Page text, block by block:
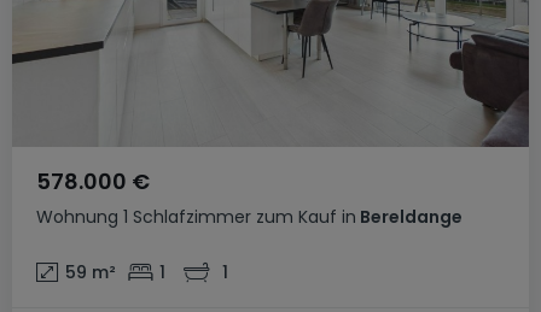
Wohnung 1 Schlafzimmer zum Kauf in Bereldange
578.000 €
59 m² 1 1